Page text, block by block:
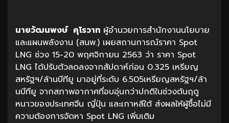
นายวัฒนพงษ์ คุโรวาท ผู้อำนวยการสำนักงานนโยบาย
และแผนพลังงาน (สนพ.) เผยสถานการณ์ราคา Spot
LNG ช่วง 15-20 พฤศจิกายน 2563 ว่า ราคา Spot
LNG ได้ปรับตัวลดลงจากสัปดาห์ก่อน 0.325 เหรียญ
สหรัฐฯ/ล้านบีทียู มาอยู่ที่ระดับ 6.505เหรียญสหรัฐฯ/ล้า
นบีทียู จากสภาพอากาศที่อบอุ่นกว่าปกติในช่วงต้นฤดู
หนาวของประเทศจีน ญี่ปุ่น และเกาหลีใต้ ส่งผลให้ผู้ซื้อไม่มี
ความต้องการจัดหา Spot LNG เพิ่มเติม